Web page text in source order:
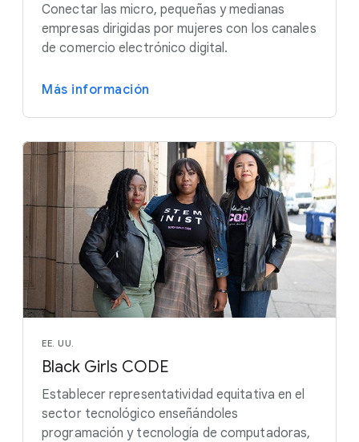
Conectar las micro, pequeñas y medianas
empresas dirigidas por mujeres con los canales
de comercio electrónico digital.
Más información
EE. UU.
Black Girls CODE
Establecer representatividad equitativa en el
sector tecnológico enseñándoles
programación y tecnología de computadoras,